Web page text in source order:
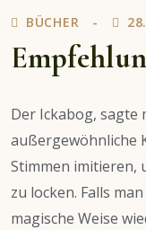
Schwarzer
Mond
über
BÜCHER
Der Ickabog, sagte
außergewöhnliche
Stimmen imitieren,
zu locken. Falls
magische Weise